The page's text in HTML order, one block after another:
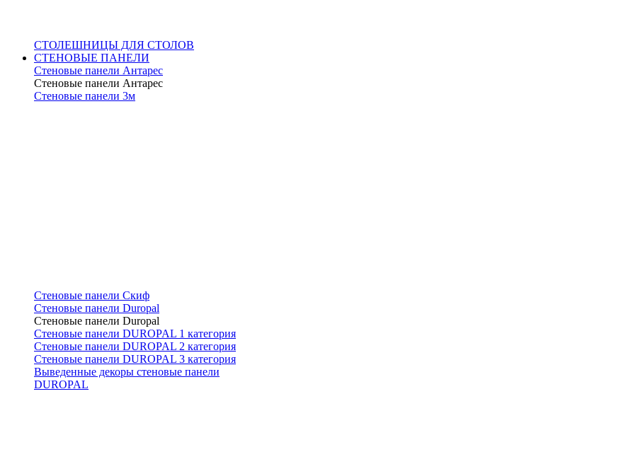
СТОЛЕШНИЦЫ ДЛЯ СТОЛОВ
СТЕНОВЫЕ ПАНЕЛИ
Стеновые панели Антарес
Стеновые панели Антарес
Стеновые панели 3м
Стеновые панели Скиф
Стеновые панели Duropal
Стеновые панели Duropal
Стеновые панели DUROPAL 1 категория
Стеновые панели DUROPAL 2 категория
Стеновые панели DUROPAL 3 категория
Выведенные декоры стеновые панели
DUROPAL